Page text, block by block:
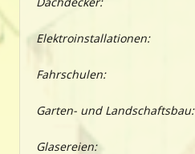
Elektroinstallationen:
Fahrschulen:
Garten- und Landschaftsbau:
Glasereien: